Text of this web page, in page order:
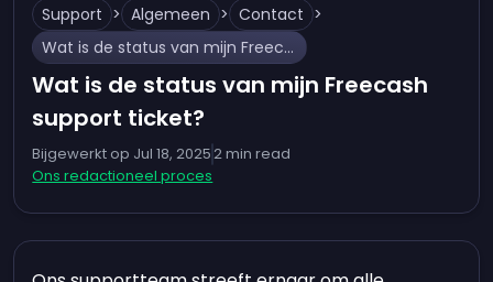
Support > Algemeen > Contact >
Wat is de status van mijn Freecash support ticket?
Wat is de status van mijn Freecash
support ticket?
Bijgewerkt op Jul 18, 20252min read
Ons redactioneel proces